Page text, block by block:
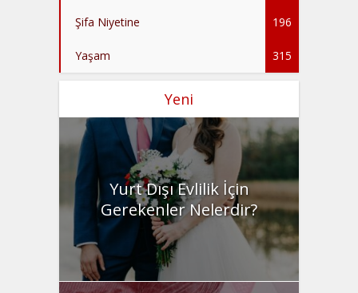
Şifa Niyetine 196
Yaşam 315
Yeni
Yurt Dışı Evlilik İçin
Gerekenler Nelerdir?